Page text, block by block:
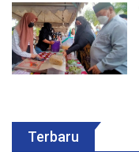
Terbaru